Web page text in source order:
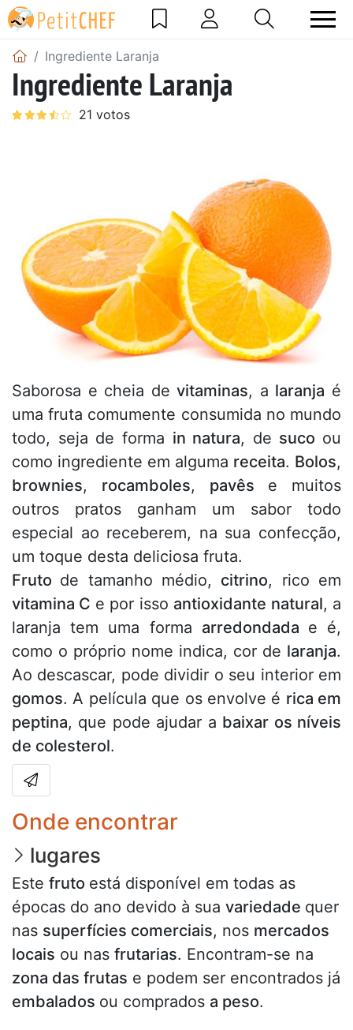
Ingrediente Laranja
Ingrediente Laranja
Saborosa e cheia devitaminas, a laranja é
uma fruta comumente consumida no mundo
todo, seja de forma in natura, de suco ou
como ingrediente em alguma receita. Bolos,
brownies, rocamboles, pavês e muitos
outros pratos ganham um sabor todo
especial ao receberem, na sua confecção,
um toque desta deliciosa fruta.
Fruto de tamanho médio, citrino, rico em
vitamina C e por isso antioxidante natural, a
laranja tem uma forma arredondada e é,
como o próprio nome indica, cor de laranja.
Ao descascar, pode dividir o seu interior em
gomos. A película que os envolve é rica em
peptina, que pode ajudar a baixar os níveis
de colesterol.
Onde encontrar
lugares
Este fruto está disponível em todas as
épocas do ano devido à sua variedade quer
nas superfícies comerciais, nos mercados
locais ou nas frutarias. Encontram-se na
zona das frutas e podem ser encontrados já
embalados ou comprados a peso.